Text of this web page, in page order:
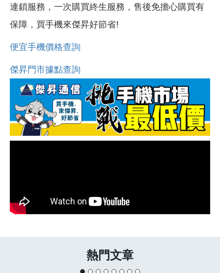
連鎖服務，一次購買終生服務，售後免擔心購買有
保障，買手機來傑昇好節省!
便宜手機價格查詢
傑昇門市據點查詢
熱門文章